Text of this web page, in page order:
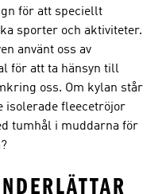
för att speciellt
sporter och aktiviteter.
använt oss av
för att ta hänsyn till
oss. Om kylan står
isolerade fleecetröjor
tumhål i muddarna för